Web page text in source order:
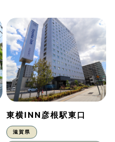
東横INN彦根駅東口
滋賀県